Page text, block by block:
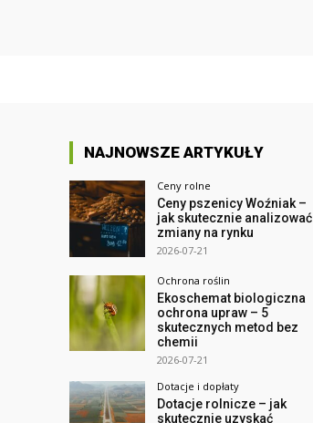
NAJNOWSZE ARTYKUŁY
Ceny rolne
Ceny pszenicy Woźniak –
jak skutecznie analizować
zmiany na rynku
2026-07-21
Ochrona roślin
Ekoschemat biologiczna
ochrona upraw – 5
skutecznych metod bez
chemii
2026-07-21
Dotacje i dopłaty
Dotacje rolnicze – jak
skutecznie uzyskać